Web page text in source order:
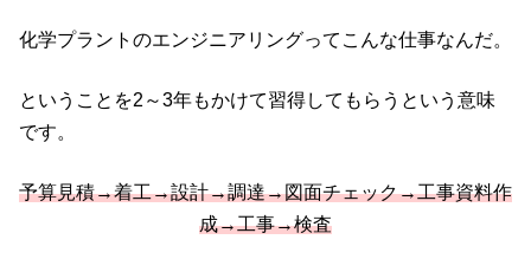
化学プラントのエンジニアリングってこんな仕事なんだ。
ということを2～3年もかけて習得してもらうという意味
です。
予算見積→着工→設計→調達→図面チェック→工事資料作
成→工事→検査